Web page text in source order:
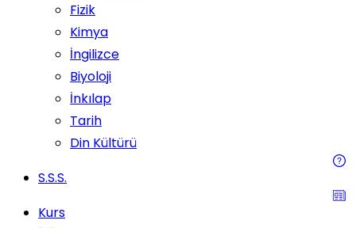
Fizik
Kimya
İngilizce
Biyoloji
İnkılap
Tarih
Din Kültürü
S.S.S.
Kurs